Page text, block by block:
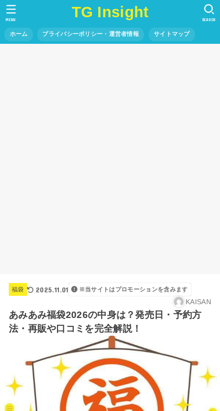
TG Insight
ホーム プライバシーポリシー・運営者情報 サイトマップ
SEARCH
MENU
福袋 2025.11.01 ※当サイトはプロモーションを含みます
KAISAN
あみあみ福袋2026の中身は？発売日・予約方
法・再販や口コミを完全解説！